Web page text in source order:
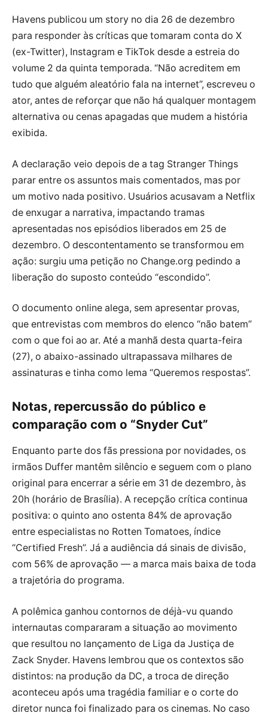
Havens publicou um story no dia 26 de dezembro
para responder às críticas que tomaram conta do X
(ex-Twitter), Instagram e TikTok desde a estreia do
volume 2 da quinta temporada. “Não acreditem em
tudo que alguém aleatório fala na internet”, escreveu o
ator, antes de reforçar que não há qualquer montagem
alternativa ou cenas apagadas que mudem a história
exibida.
A declaração veio depois de a tag Stranger Things
parar entre os assuntos mais comentados, mas por
um motivo nada positivo. Usuários acusavam a Netflix
de enxugar a narrativa, impactando tramas
apresentadas nos episódios liberados em 25 de
dezembro. O descontentamento se transformou em
ação: surgiu uma petição no Change.org pedindo a
liberação do suposto conteúdo “escondido”.
O documento online alega, sem apresentar provas,
que entrevistas com membros do elenco “não batem”
com o que foi ao ar. Até a manhã desta quarta-feira
(27), o abaixo-assinado ultrapassava milhares de
assinaturas e tinha como lema “Queremos respostas”.
Notas, repercussão do público e
comparação com o “Snyder Cut”
Enquanto parte dos fãs pressiona por novidades, os
irmãos Duffer mantêm silêncio e seguem com o plano
original para encerrar a série em 31 de dezembro, às
20h (horário de Brasília). A recepção crítica continua
positiva: o quinto ano ostenta 84% de aprovação
entre especialistas no Rotten Tomatoes, índice
“Certified Fresh”. Já a audiência dá sinais de divisão,
com 56% de aprovação — a marca mais baixa de toda
a trajetória do programa.
A polêmica ganhou contornos de déjà-vu quando
internautas compararam a situação ao movimento
que resultou no lançamento de Liga da Justiça de
Zack Snyder. Havens lembrou que os contextos são
distintos: na produção da DC, a troca de direção
aconteceu após uma tragédia familiar e o corte do
diretor nunca foi finalizado para os cinemas. No caso